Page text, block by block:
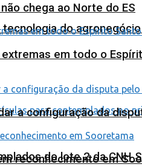
do
do lote 2 da CNH
chega ao Norte do ES
em todo o
a configuração da
reconhecimento em